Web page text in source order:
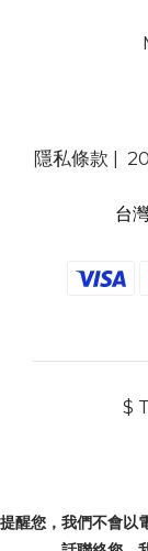
隱私條款 |
台
$
提醒您，我們不會以